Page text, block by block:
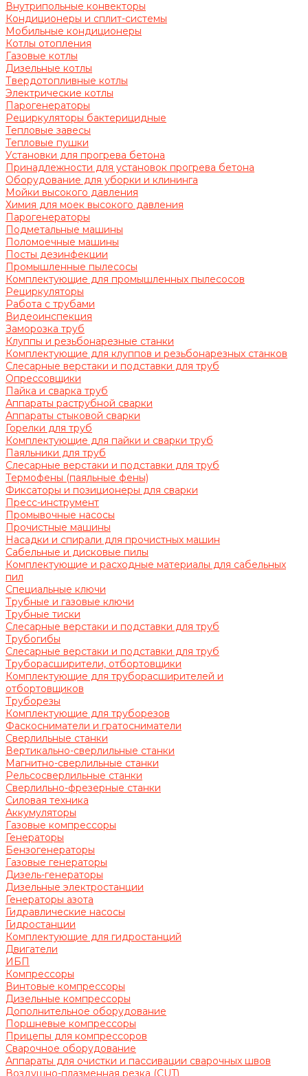
Внутрипольные конвекторы
Кондиционеры и сплит-системы
Мобильные кондиционеры
Котлы отопления
Газовые котлы
Дизельные котлы
Твердотопливные котлы
Электрические котлы
Парогенераторы
Рециркуляторы бактерицидные
Тепловые завесы
Тепловые пушки
Установки для прогрева бетона
Принадлежности для установок прогрева бетона
Оборудование для уборки и клининга
Мойки высокого давления
Химия для моек высокого давления
Парогенераторы
Подметальные машины
Поломоечные машины
Посты дезинфекции
Промышленные пылесосы
Комплектующие для промышленных пылесосов
Рециркуляторы
Работа с трубами
Видеоинспекция
Заморозка труб
Клуппы и резьбонарезные станки
Комплектующие для клуппов и резьбонарезных станков
Слесарные верстаки и подставки для труб
Опрессовщики
Пайка и сварка труб
Аппараты раструбной сварки
Аппараты стыковой сварки
Горелки для труб
Комплектующие для пайки и сварки труб
Паяльники для труб
Слесарные верстаки и подставки для труб
Термофены (паяльные фены)
Фиксаторы и позиционеры для сварки
Пресс-инструмент
Промывочные насосы
Прочистные машины
Насадки и спирали для прочистных машин
Сабельные и дисковые пилы
Комплектующие и расходные материалы для сабельных
пил
Специальные ключи
Трубные и газовые ключи
Трубные тиски
Слесарные верстаки и подставки для труб
Трубогибы
Слесарные верстаки и подставки для труб
Труборасширители, отбортовщики
Комплектующие для труборасширителей и
отбортовщиков
Труборезы
Комплектующие для труборезов
Фаскосниматели и гратосниматели
Сверлильные станки
Вертикально-сверлильные станки
Магнитно-сверлильные станки
Рельсосверлильные станки
Сверлильно-фрезерные станки
Силовая техника
Аккумуляторы
Газовые компрессоры
Генераторы
Бензогенераторы
Газовые генераторы
Дизель-генераторы
Дизельные электростанции
Генераторы азота
Гидравлические насосы
Гидростанции
Комплектующие для гидростанций
Двигатели
ИБП
Компрессоры
Винтовые компрессоры
Дизельные компрессоры
Дополнительное оборудование
Поршневые компрессоры
Прицепы для компрессоров
Сварочное оборудование
Аппараты для очистки и пассивации сварочных швов
Воздушно-плазменная резка (CUT)